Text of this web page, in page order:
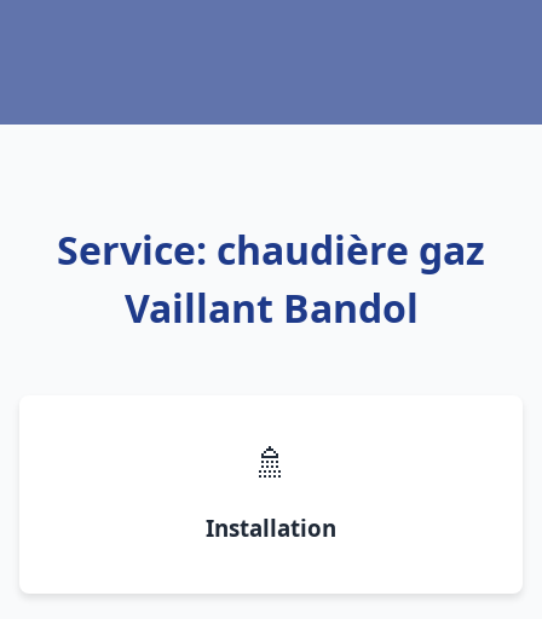
Service: chaudière gaz
Vaillant Bandol
🚿
Installation